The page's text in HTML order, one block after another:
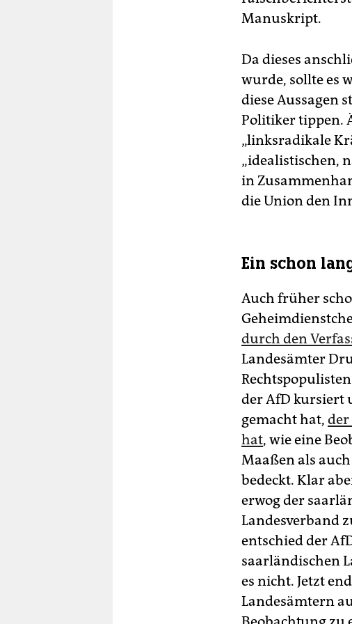
Manuskript.
Da dieses
wurde, sollte es
diese Aussagen
Politiker tippen.
„linksradikale
„idealistischen,
in
die Union den
Ein schon
Auch früher
durch den
Landesämter
der AfD kursiert
gemacht hat, der
hat, wie eine
Maaßen als
bedeckt. Klar
erwog der
Landesverband
entschied der
saarländischen
es nicht. Jetzt
Landesämtern